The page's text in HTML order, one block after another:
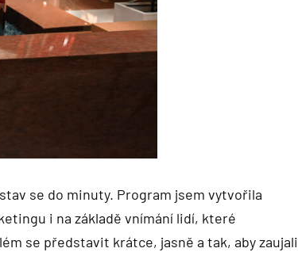
se do minuty. Program jsem vytvořila
i na základě vnímání lidí, které
se představit krátce, jasně a tak, aby zaujali